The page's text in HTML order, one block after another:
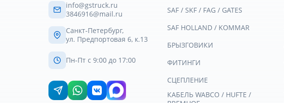
info@gstruck.ru
3846916@mail.ru
Санкт-Петербург,
ул. Предпортовая 6, к.13
Пн-Пт с 9:00 до 17:00
SAF / SKF / FAG / GATES
SAF HOLLAND / KOMMAR
БРЫЗГОВИКИ
ФИТИНГИ
СЦЕПЛЕНИЕ
КАБЕЛЬ WABCO / HUFTE /